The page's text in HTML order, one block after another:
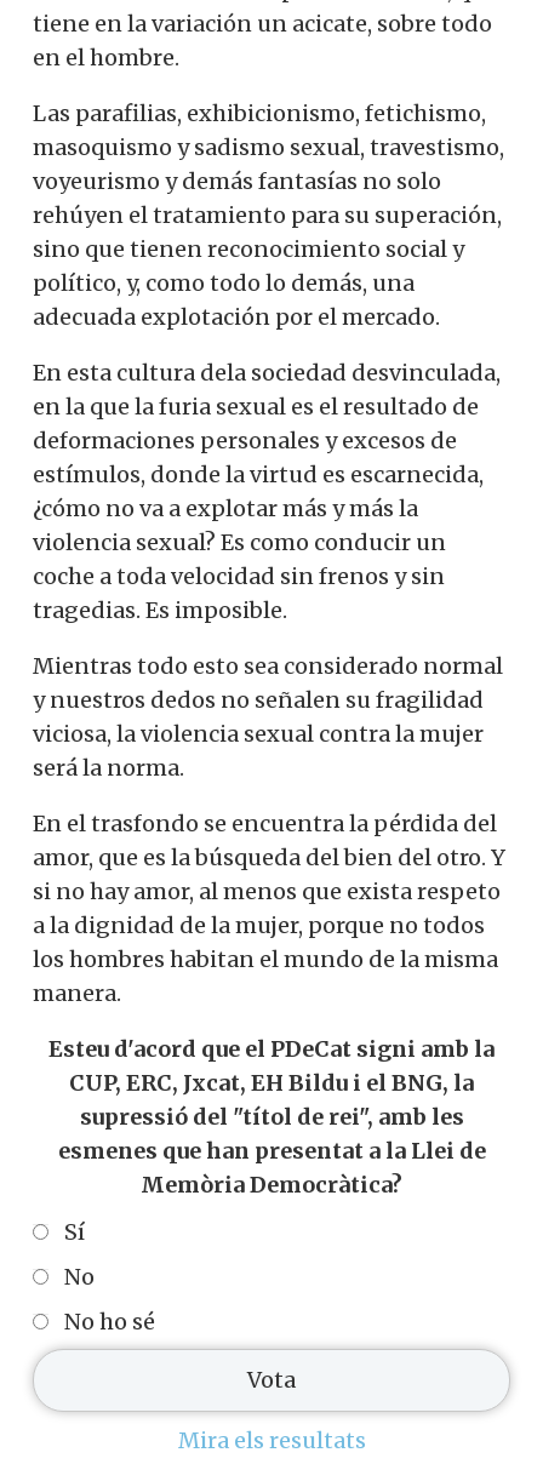
tiene en la variación un acicate, sobre todo
en el hombre.
Las parafilias, exhibicionismo, fetichismo,
masoquismo y sadismo sexual, travestismo,
voyeurismo y demás fantasías no solo
rehúyen el tratamiento para su superación,
sino que tienen reconocimiento social y
político, y, como todo lo demás, una
adecuada explotación por el mercado.
En esta cultura dela sociedad desvinculada,
en la que la furia sexual es el resultado de
deformaciones personales y excesos de
estímulos, donde la virtud es escarnecida,
¿cómo no va a explotar más y más la
violencia sexual? Es como conducir un
coche a toda velocidad sin frenos y sin
tragedias. Es imposible.
Mientras todo esto sea considerado normal
y nuestros dedos no señalen su fragilidad
viciosa, la violencia sexual contra la mujer
será la norma.
En el trasfondo se encuentra la pérdida del
amor, que es la búsqueda del bien del otro. Y
si no hay amor, al menos que exista respeto
a la dignidad de la mujer, porque no todos
los hombres habitan el mundo de la misma
manera.
Esteu d'acord que el PDeCat signi amb la
CUP, ERC, Jxcat, EH Bildu i el BNG, la
supressió del "títol de rei", amb les
esmenes que han presentat a la Llei de
Memòria Democràtica?
Sí
No
No ho sé
Mira els resultats